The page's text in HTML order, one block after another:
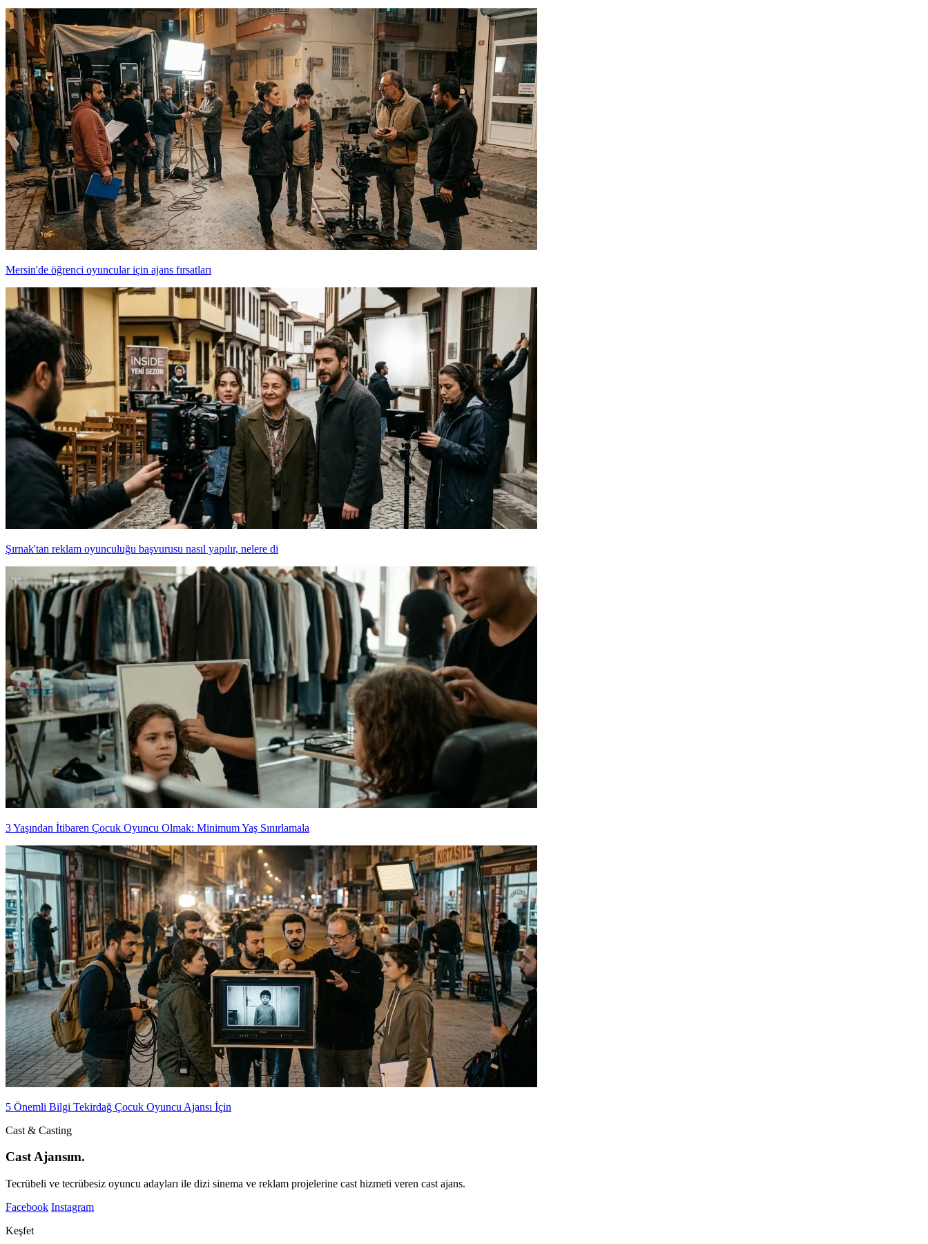
Mersin'de öğrenci oyuncular için ajans fırsatları
Şırnak'tan reklam oyunculuğu başvurusu nasıl yapılır, nelere di
3 Yaşından İtibaren Çocuk Oyuncu Olmak: Minimum Yaş Sınırlamala
5 Önemli Bilgi Tekirdağ Çocuk Oyuncu Ajansı İçin
Cast & Casting
Cast Ajansım.
Tecrübeli ve tecrübesiz oyuncu adayları ile dizi sinema ve reklam projelerine cast hizmeti veren cast ajans.
Facebook Instagram
Keşfet